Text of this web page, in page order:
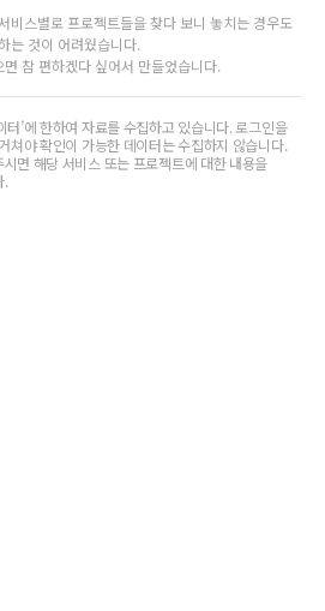
비스별로 프로젝트들을 찾다 보니 놓치는 경우도
는 것이 어려웠습니다.
참 편하겠다 싶어서 만들었습니다.
터’에 한하여 자료를 수집하고 있습니다. 로그인을
쳐야 확인이 가능한 데이터는 수집하지 않습니다.
면 해당 서비스 또는 프로젝트에 대한 내용을
.